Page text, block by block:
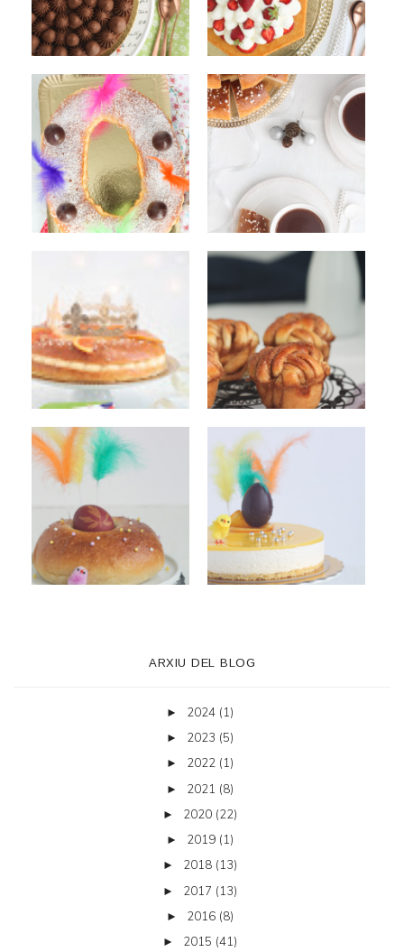
ARXIU DEL BLOG
► 2024 (1)
► 2023 (5)
► 2022 (1)
► 2021 (8)
► 2020 (22)
► 2019 (1)
► 2018 (13)
► 2017 (13)
► 2016 (8)
► 2015 (41)